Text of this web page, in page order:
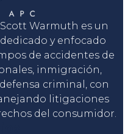
Warmuth es un
y enfocado
de accidentes de
inmigración,
criminal, con
litigaciones
del consumidor.